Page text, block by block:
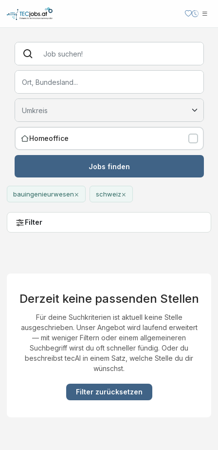
Homeoffice
Jobs finden
bauingenieurwesen× schweiz×
Filter
Derzeit keine passenden Stellen
Für deine Suchkriterien ist aktuell keine Stelle
ausgeschrieben. Unser Angebot wird laufend erweitert
— mit weniger Filtern oder einem allgemeineren
Suchbegriff wirst du oft schneller fündig. Oder du
beschreibst tecAI in einem Satz, welche Stelle du dir
wünschst.
Filter zurücksetzen